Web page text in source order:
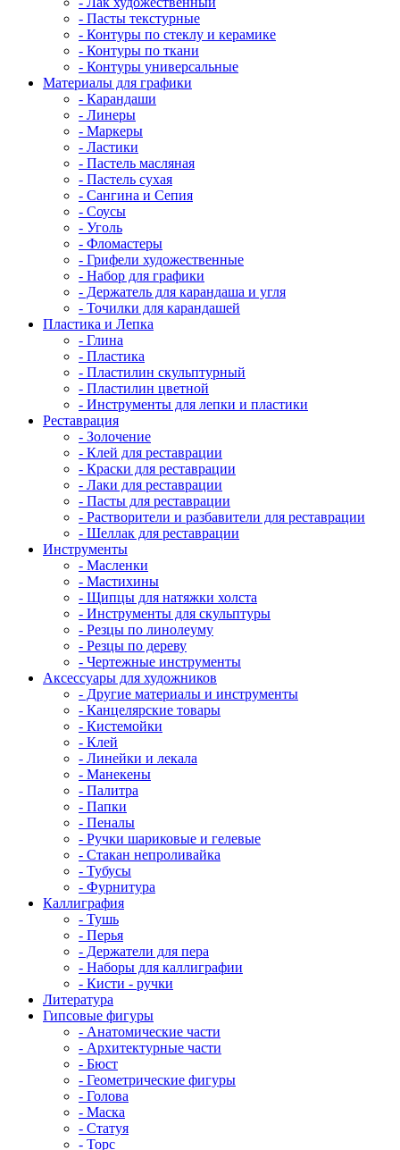
- Пасты текстурные
- Контуры по стеклу и керамике
- Контуры по ткани
- Контуры универсальные
Материалы для графики
- Карандаши
- Линеры
- Маркеры
- Ластики
- Пастель масляная
- Пастель сухая
- Сангина и Сепия
- Соусы
- Уголь
- Фломастеры
- Грифели художественные
- Набор для графики
- Держатель для карандаша и угля
- Точилки для карандашей
Пластика и Лепка
- Глина
- Пластика
- Пластилин скульптурный
- Пластилин цветной
- Инструменты для лепки и пластики
Реставрация
- Золочение
- Клей для реставрации
- Краски для реставрации
- Лаки для реставрации
- Пасты для реставрации
- Растворители и разбавители для реставрации
- Шеллак для реставрации
Инструменты
- Масленки
- Мастихины
- Щипцы для натяжки холста
- Инструменты для скульптуры
- Резцы по линолеуму
- Резцы по дереву
- Чертежные инструменты
Аксессуары для художников
- Другие материалы и инструменты
- Канцелярские товары
- Кистемойки
- Клей
- Линейки и лекала
- Манекены
- Палитра
- Папки
- Пеналы
- Ручки шариковые и гелевые
- Стакан непроливайка
- Тубусы
- Фурнитура
Каллиграфия
- Тушь
- Перья
- Держатели для пера
- Наборы для каллиграфии
- Кисти - ручки
Литература
Гипсовые фигуры
- Анатомические части
- Архитектурные части
- Бюст
- Геометрические фигуры
- Голова
- Маска
- Статуя
- Торс